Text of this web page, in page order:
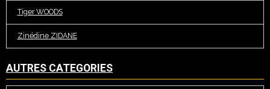
Tiger WOODS
Zinédine ZIDANE
AUTRES CATEGORIES